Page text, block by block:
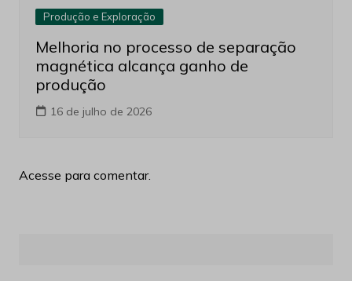
Produção e Exploração
Melhoria no processo de separação
magnética alcança ganho de
produção
16 de julho de 2026
Acesse para comentar.